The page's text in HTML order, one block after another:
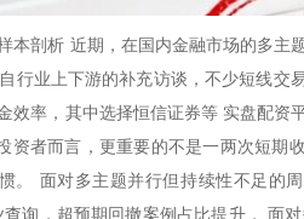
剖析 近期，在国内金融市场的多主
行业上下游的补充访谈，不少短线交
率，其中选择恒信证券等 实盘配资
者而言，更重要的不是一两次短期
。 面对多主题并行但持续性不足的
询，超预期回撤案例占比提升， 面